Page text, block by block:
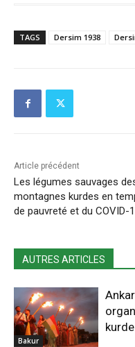
TAGS Dersim 1938
Article précédent
Les légumes sauvages
montagnes kurdes en
de pauvreté et du COVID-
AUTRES ARTICLES
Bakur
kurde